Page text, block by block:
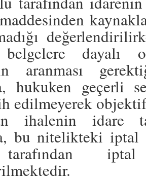
dayalı
aranması
hukuken geçerli
edilmeyerek
ihalenin idare
bu nitelikteki